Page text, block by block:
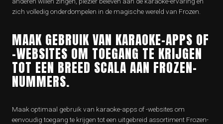
zich volledig onderdompelen in de magische wereld van Frozen.
MAAK GEBRUIK VAN KARAOKE-APPS OF
-WEBSITES OM TOEGANG TE KRIJGEN
TOT EEN BREED SCALA AAN FROZEN-
NUMMERS.
Maak optimaal gebruik van karaoke-apps of -websites om
eenvoudig toegang te krijgen tot een uitgebreid assortiment Frozen-